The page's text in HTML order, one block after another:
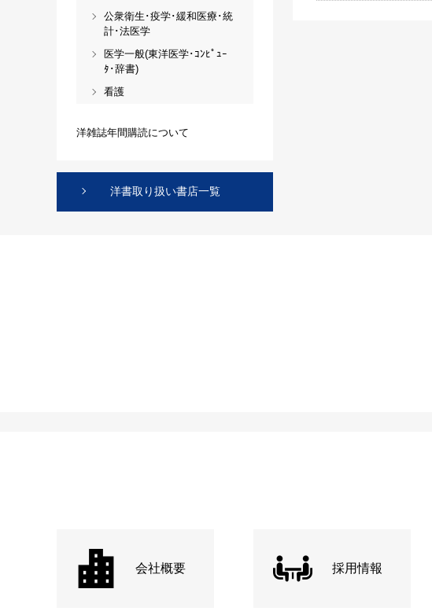
公衆衛生･疫学･緩和医療･統
計･法医学
医学一般(東洋医学･ｺﾝﾋﾟｭｰ
ﾀ･辞書)
看護
洋雑誌年間購読について
洋書取り扱い書店一覧
会社概要 採用情報